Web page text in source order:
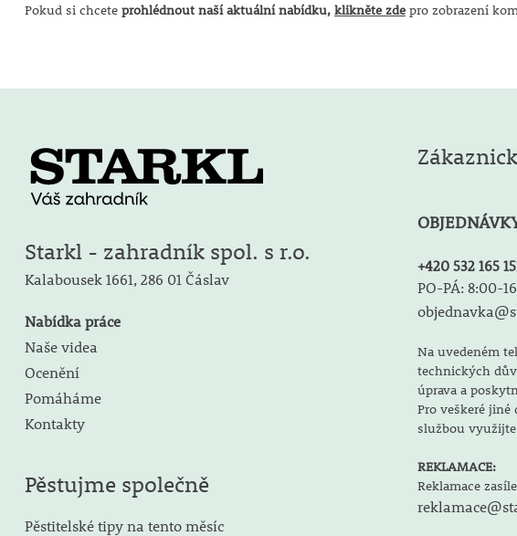
Pokud si chcete prohlédnout naší aktuální nabídku, klikněte zdepro zobrazení
Starkl - zahradník spol. s r.o.
Kalabousek 1661, 286 01 Čáslav
Nabídka práce
Naše videa
Ocenění
Pomáháme
Kontakty
Pěstujme společně
Pěstitelské tipy na tento měsíc
+420 532 165
PO-PÁ: 8:00-
Na uvedeném
technických
úprava a
Pro veškeré
službou
REKLAMACE:
Reklamace